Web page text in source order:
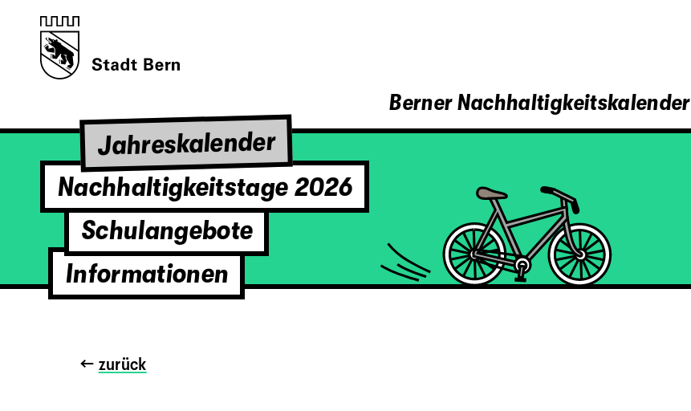
Berner Nachhaltigkeitskalender
Jahreskalender
Nachhaltigkeitstage 2026
Schulangebote
Informationen
← zurück